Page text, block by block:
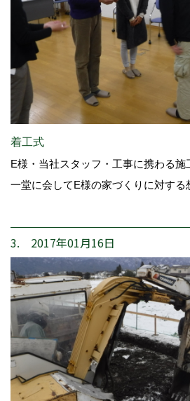
着工式
E様・当社スタッフ・工事に携わる
一堂に会してE様の家づくりに対する
3. 2017年01月16日